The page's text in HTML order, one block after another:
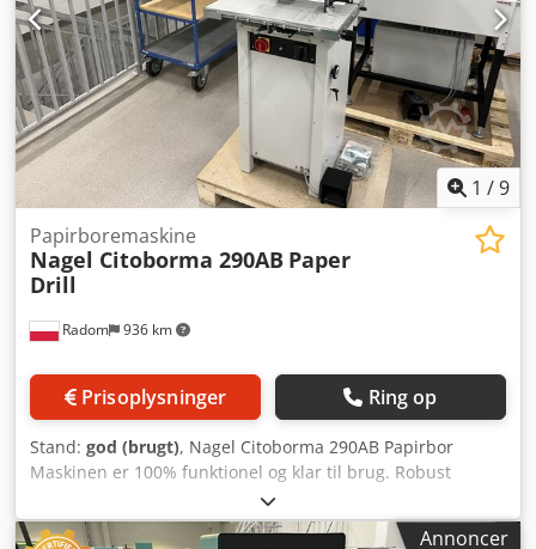
1 /9
Radom 936 km
Papirboremaskine
Nagel Citoborma 290AB Paper
Drill
Prisoplysninger Ring op
Stand: god (brugt), Nagel Citoborma 290AB Papirbor
Maskinen er 100% funktionel og klar til brug. Robust
konstruktion – vejer 200 kg. Dette er den aktuelle
Citoborma-bormaskinemodel i produktion. 400V
Annoncer